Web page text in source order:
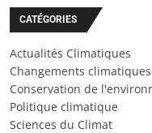
CATÉGORIES
Actualités Climatiques
Changements climatiques
Conservation de
Politique climatique
Sciences du Climat